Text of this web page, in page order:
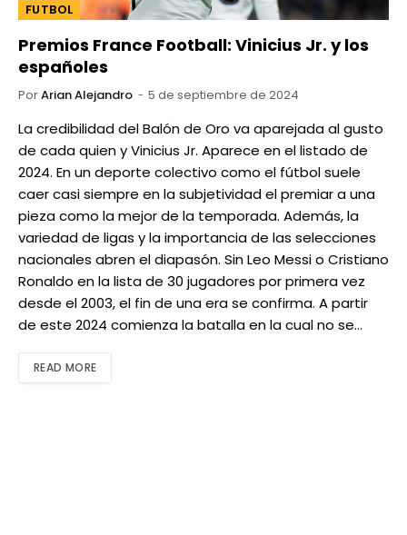
FUTBOL
Premios France Football: Vinicius Jr. y los
españoles
PorArian Alejandro 5 de septiembre de 2024
La credibilidad del Balón de Oro va aparejada al gusto
de cada quien y Vinicius Jr. Aparece en el listado de
2024. En un deporte colectivo como el fútbol suele
caer casi siempre en la subjetividad el premiar a una
pieza como la mejor de la temporada. Además, la
variedad de ligas y la importancia de las selecciones
nacionales abren el diapasón. Sin Leo Messi o Cristiano
Ronaldo en la lista de 30 jugadores por primera vez
desde el 2003, el fin de una era se confirma. A partir
de este 2024 comienza la batalla en la cual no se…
READ MORE